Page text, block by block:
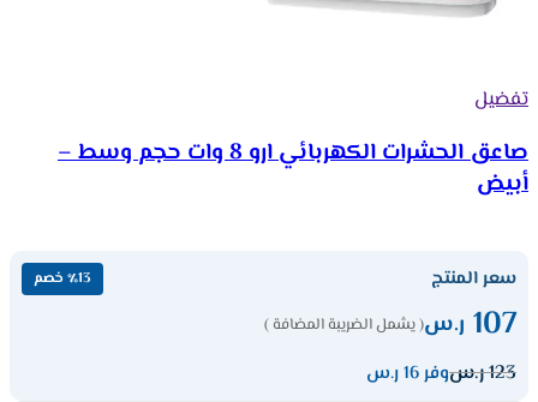
تفضيل
صاعق الحشرات الكهربائي ارو 8 وات حجم وسط –
أبيض
سعر المنتج ٪13 خصم
107 ر.س( يشمل الضريبة المضافة )
123ر.سوفر 16 ر.س